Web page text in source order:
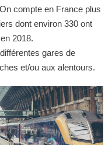
compte en France plus
dont environ 330 ont
2018.
gares de
et/ou aux alentours.